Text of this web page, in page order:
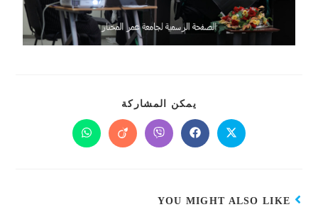
يمكن المشاركة
YOU MIGHT ALSO LIKE